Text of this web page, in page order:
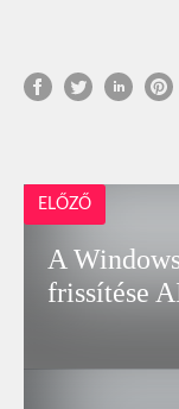
ELŐZŐ
A
frissítése